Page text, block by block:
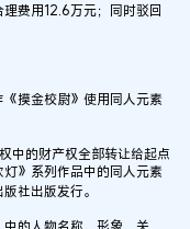
费用12.6万元；同时驳回
摸金校尉》使用同人元素
中的财产权全部转让给起点
》系列作品中的同人元素
社出版发行。